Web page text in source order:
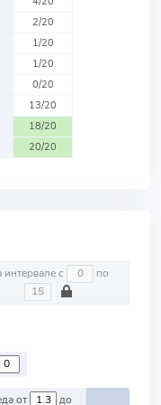
2/20
1/20
1/20
0/20
13/20
18/20
20/20
На интервале с по
Победа от до